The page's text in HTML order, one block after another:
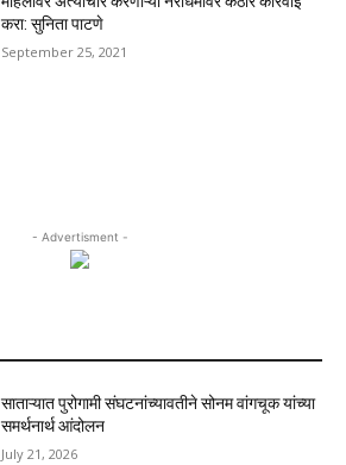
करा: सुनिता पाटणे
September 25, 2021
- Advertisment -
साताऱ्यात पुरोगामी संघटनांच्यावतीने सोनम वांगचूक यांच्या
समर्थनार्थ आंदोलन
July 21, 2026